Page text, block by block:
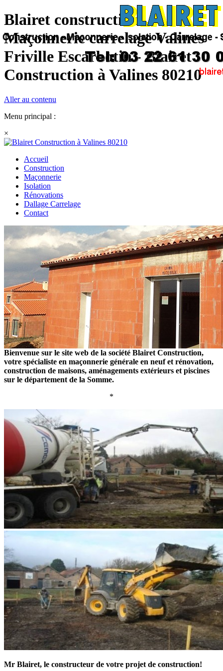
Blairet construction
Maçonnerie carrelage Valines
Friville Escarbotin - Blairet
Construction à Valines 80210
Aller au contenu
Menu principal :
×
Accueil
Construction
Maçonnerie
Isolation
Rénovations
Dallage Carrelage
Contact
Bienvenue sur le site web de la société Blairet Construction,
votre spécialiste en maçonnerie générale en neuf et rénovation,
construction de maisons, aménagements extérieurs et piscines
sur le département de la Somme.
*
Mr Blairet, le constructeur de votre projet de construction!